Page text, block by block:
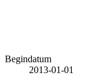
Begindatum
2013-01-01